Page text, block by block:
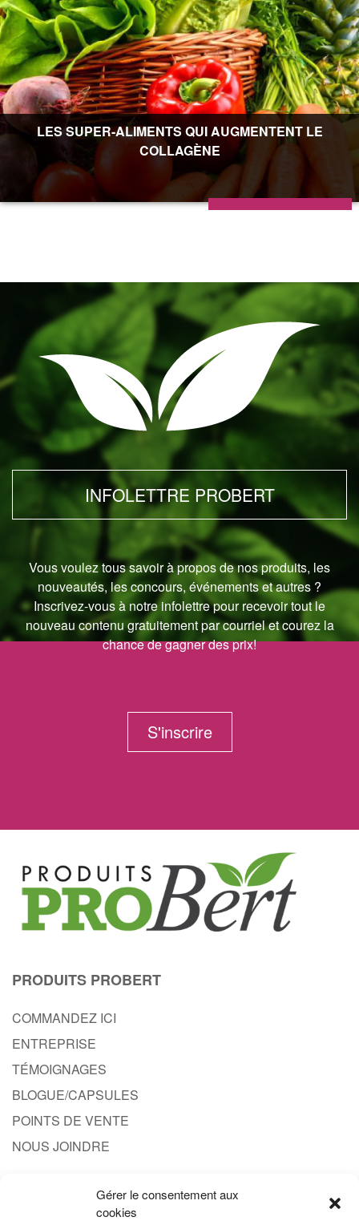
Gérer le consentement aux
cookies
LES SUPER-ALIMENTS QUI AUGMENTENT LE
COLLAGÈNE
INFOLETTRE PROBERT
Vous voulez tous savoir à propos de nos produits, les
nouveautés, les concours, événements et autres ?
Inscrivez-vous à notre infolettre pour recevoir tout le
nouveau contenu gratuitement par courriel et courez la
chance de gagner des prix!
S'inscrire
PRODUITS PROBERT
COMMANDEZ ICI
ENTREPRISE
TÉMOIGNAGES
BLOGUE/CAPSULES
POINTS DE VENTE
NOUS JOINDRE